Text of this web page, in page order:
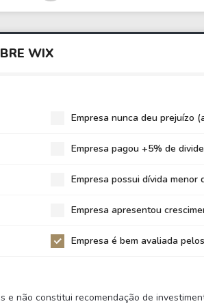
0,22
-60,81%
WIX
Empresa nunca deu prejuízo
Empresa pagou +5% de
Empresa possui dívida menor
Empresa apresentou
Empresa é bem avaliada
não constitui recomendação de